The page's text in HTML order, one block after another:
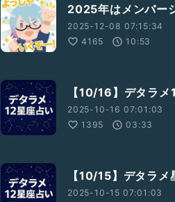
2025年はメンバー
2025-12-08 07:15:34
4165
10:53
【10/16】デタラ
2025-10-16 07:01:03
1395
03:33
【10/15】デタラメ
2025-10-15 07:01:03